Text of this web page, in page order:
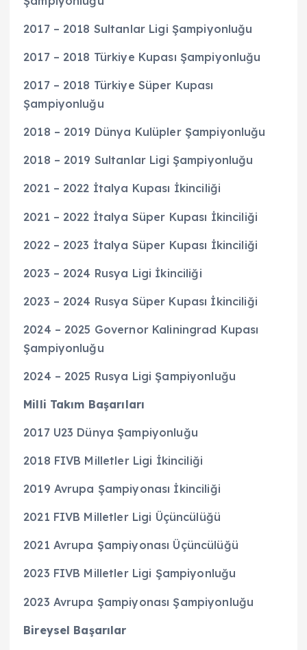
2017 – 2018 Sultanlar Ligi Şampiyonluğu
2017 – 2018 Türkiye Kupası Şampiyonluğu
2017 – 2018 Türkiye Süper Kupası
Şampiyonluğu
2018 – 2019 Dünya Kulüpler Şampiyonluğu
2018 – 2019 Sultanlar Ligi Şampiyonluğu
2021 – 2022 İtalya Kupası İkinciliği
2021 – 2022 İtalya Süper Kupası İkinciliği
2022 – 2023 İtalya Süper Kupası İkinciliği
2023 – 2024 Rusya Ligi İkinciliği
2023 – 2024 Rusya Süper Kupası İkinciliği
2024 – 2025 Governor Kaliningrad Kupası
Şampiyonluğu
2024 – 2025 Rusya Ligi Şampiyonluğu
Milli Takım Başarıları
2017 U23 Dünya Şampiyonluğu
2018 FIVB Milletler Ligi İkinciliği
2019 Avrupa Şampiyonası İkinciliği
2021 FIVB Milletler Ligi Üçüncülüğü
2021 Avrupa Şampiyonası Üçüncülüğü
2023 FIVB Milletler Ligi Şampiyonluğu
2023 Avrupa Şampiyonası Şampiyonluğu
Bireysel Başarılar